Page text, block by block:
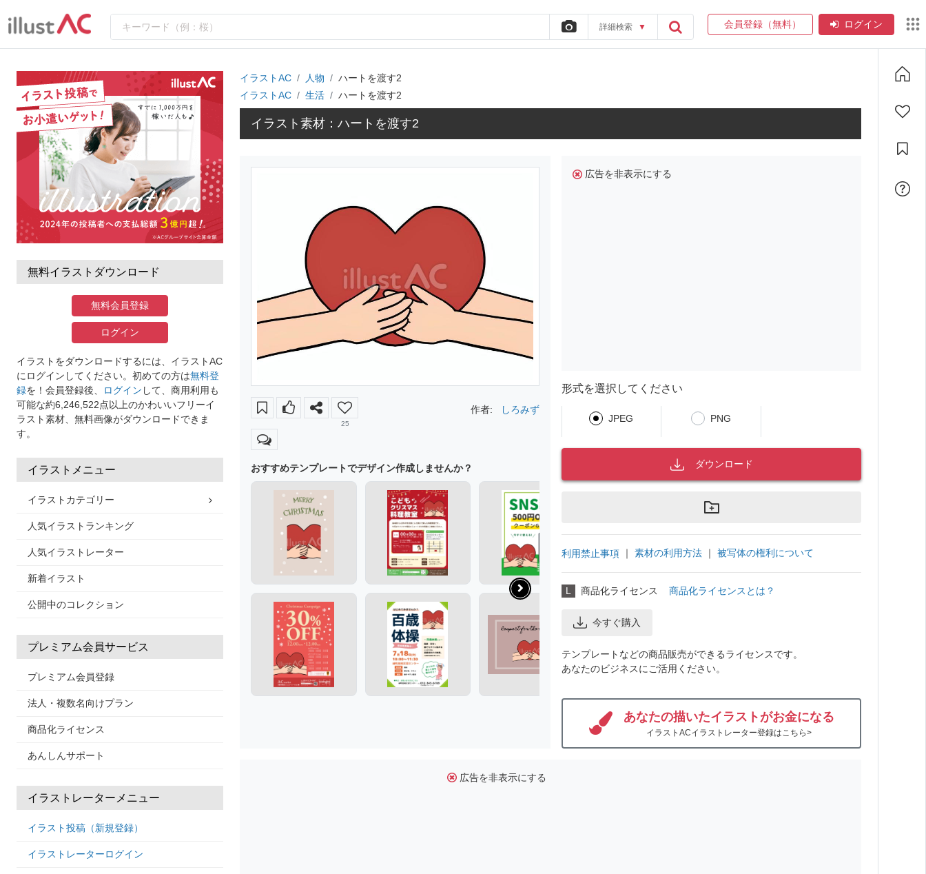
詳細検索 ▼ 会員登録（無料） ログイン
無料イラストダウンロード
無料会員登録
ログイン
イラストをダウンロードするには、イラストAC
にログインしてください。初めての方は無料登
録を！会員登録後、 ログイン して、商用利用も
可能な約6,246,522点以上のかわいいフリーイ
ラスト素材、無料画像がダウンロードできま
す。
イラストメニュー
イラストカテゴリー
人気イラストランキング
人気イラストレーター
新着イラスト
公開中のコレクション
プレミアム会員サービス
プレミアム会員登録
法人・複数名向けプラン
商品化ライセンス
あんしんサポート
イラストレーターメニュー
イラスト投稿（新規登録）
イラストレーターログイン
イラストAC 人物
ハートを渡す2
イラストAC
生活 ハートを渡す2
イラスト素材：ハートを渡す2
25
作者: しろみず
おすすめテンプレートでデザイン作成しませんか？
広告を非表示にする
形式を選択してください
JPEG PNG
ダウンロード
利用禁止事項 ｜ 素材の利用方法 ｜ 被写体の権利について
L 商品化ライセンス 商品化ライセンスとは？
今すぐ購入
テンプレートなどの商品販売ができるライセンスです。
あなたのビジネスにご活用ください。
あなたの描いたイラストがお金になる
イラストACイラストレーター登録はこちら>
広告を非表示にする